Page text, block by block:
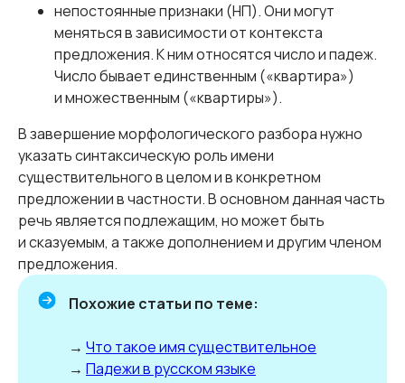
непостоянные признаки (НП). Они могут
меняться в зависимости от контекста
предложения. К ним относятся число и падеж.
Число бывает единственным («квартира»)
и множественным («квартиры»).
В завершение морфологического разбора нужно
указать синтаксическую роль имени
существительного в целом и в конкретном
предложении в частности. В основном данная часть
речь является подлежащим, но может быть
и сказуемым, а также дополнением и другим членом
предложения.
Похожие статьи по теме:
→ Что такое имя существительное
→ Падежи в русском языке